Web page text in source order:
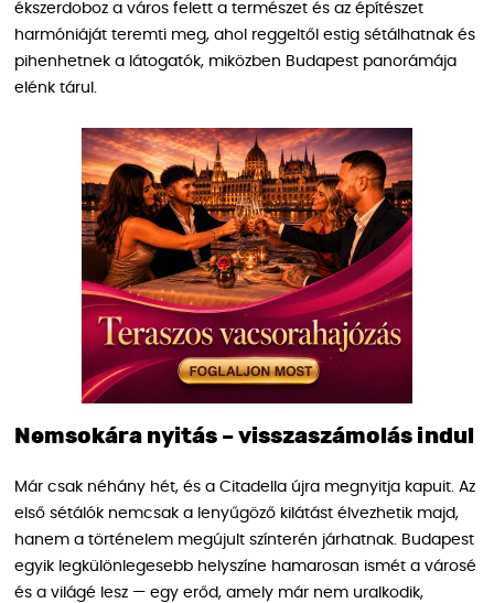
ékszerdoboz a város felett a természet és az építészet
harmóniáját teremti meg, ahol reggeltől estig sétálhatnak és
pihenhetnek a látogatók, miközben Budapest panorámája
elénk tárul.
Nemsokára nyitás – visszaszámolás indul
Már csak néhány hét, és a Citadella újra megnyitja kapuit. Az
első sétálók nemcsak a lenyűgöző kilátást élvezhetik majd,
hanem a történelem megújult színterén járhatnak. Budapest
egyik legkülönlegesebb helyszíne hamarosan ismét a városé
és a világé lesz — egy erőd, amely már nem uralkodik,